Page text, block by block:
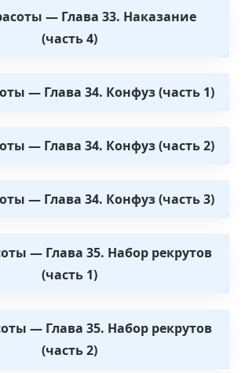
— Глава 33. Наказание
(часть 4)
— Глава 34. Конфуз (часть 1)
— Глава 34. Конфуз (часть 2)
— Глава 34. Конфуз (часть 3)
— Глава 35. Набор рекрутов
(часть 1)
— Глава 35. Набор рекрутов
(часть 2)